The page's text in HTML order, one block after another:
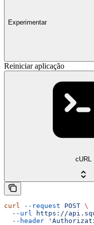
Experimentar
Reiniciar aplicação
cURL
curl --request POST \
  --url
https://
  --header